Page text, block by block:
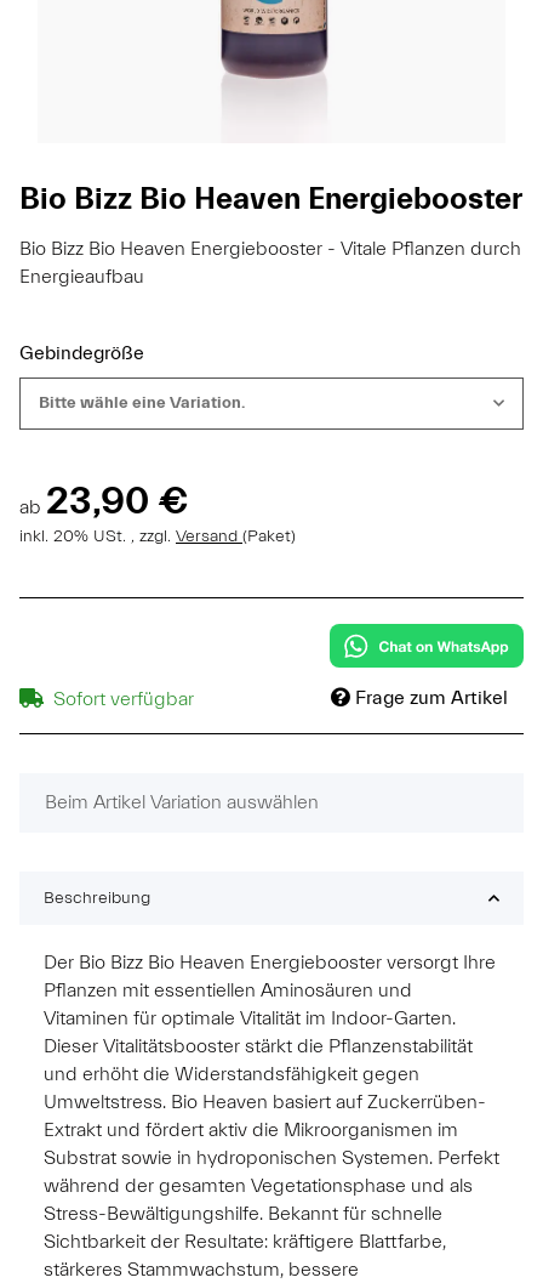
Bio Bizz Bio Heaven Energiebooster
Bio Bizz Bio Heaven Energiebooster - Vitale Pflanzen durch
Energieaufbau
Gebindegröße
Bitte wähle eine Variation.
ab 23,90 €
inkl. 20% USt. , zzgl. Versand (Paket)
Sofort verfügbar Frage zum Artikel
x
Beim Artikel Variation auswählen
Beschreibung
Der Bio Bizz Bio Heaven Energiebooster versorgt Ihre
Pflanzen mit essentiellen Aminosäuren und
Vitaminen für optimale Vitalität im Indoor-Garten.
Dieser Vitalitätsbooster stärkt die Pflanzenstabilität
und erhöht die Widerstandsfähigkeit gegen
Umweltstress. Bio Heaven basiert auf Zuckerrüben-
Extrakt und fördert aktiv die Mikroorganismen im
Substrat sowie in hydroponischen Systemen. Perfekt
während der gesamten Vegetationsphase und als
Stress-Bewältigungshilfe. Bekannt für schnelle
Sichtbarkeit der Resultate: kräftigere Blattfarbe,
stärkeres Stammwachstum, bessere